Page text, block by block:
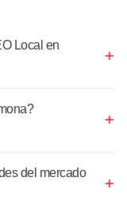
Local en
del mercado